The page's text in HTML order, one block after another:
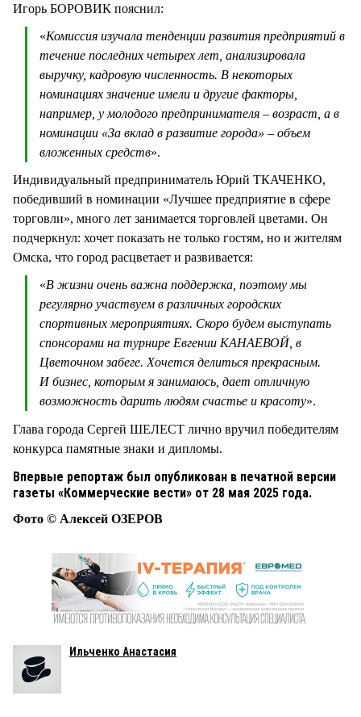
Игорь БОРОВИК пояснил:
«Комиссия изучала тенденции развития предприятий в
течение последних четырех лет, анализировала
выручку, кадровую численность. В некоторых
номинациях значение имели и другие факторы,
например, у молодого предпринимателя – возраст, а в
номинации «За вклад в развитие города» – объем
вложенных средств».
Индивидуальный предприниматель Юрий ТКАЧЕНКО,
победивший в номинации «Лучшее предприятие в сфере
торговли», много лет занимается торговлей цветами. Он
подчеркнул: хочет показать не только гостям, но и жителям
Омска, что город расцветает и развивается:
«В жизни очень важна поддержка, поэтому мы
регулярно участвуем в различных городских
спортивных мероприятиях. Скоро будем выступать
спонсорами на турнире Евгении КАНАЕВОЙ, в
Цветочном забеге. Хочется делиться прекрасным.
И бизнес, которым я занимаюсь, дает отличную
возможность дарить людям счастье и красоту».
Глава города Сергей ШЕЛЕСТ лично вручил победителям
конкурса памятные знаки и дипломы.
Впервые репортаж был опубликован в печатной версии
газеты «Коммерческие вести» от 28 мая 2025 года.
Фото © Алексей ОЗЕРОВ
Ильченко Анастасия